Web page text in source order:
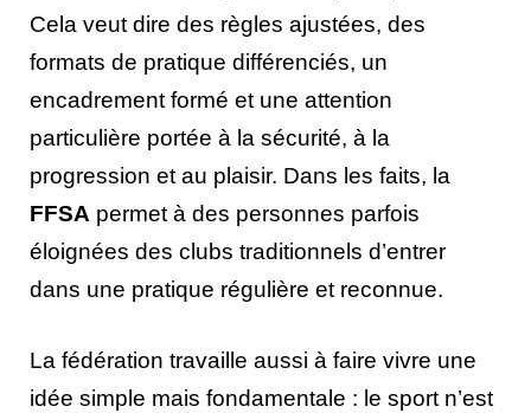
Cela veut dire des règles ajustées, des
formats de pratique différenciés, un
encadrement formé et une attention
particulière portée à la sécurité, à la
progression et au plaisir. Dans les faits, la
FFSA permet à des personnes parfois
éloignées des clubs traditionnels d’entrer
dans une pratique régulière et reconnue.
La fédération travaille aussi à faire vivre une
idée simple mais fondamentale : le sport n’est